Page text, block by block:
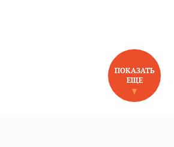
НОВОЕ НА САЙТЕ
ПОКАЗАТЬ
ЕЩЕ